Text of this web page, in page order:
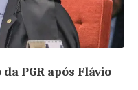
PGR após Flávio